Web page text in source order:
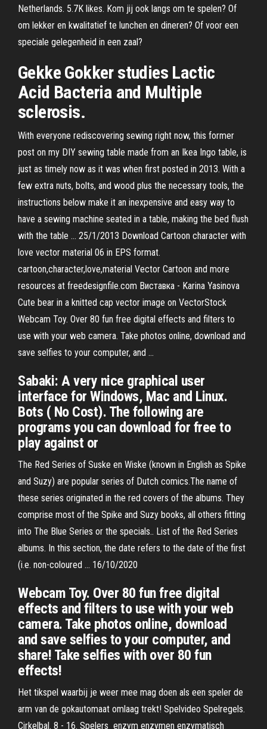
Netherlands. 5.7K likes. Kom jij ook langs om te spelen? Of
om lekker en kwalitatief te lunchen en dineren? Of voor een
speciale gelegenheid in een zaal?
Gekke Gokker studies Lactic
Acid Bacteria and Multiple
sclerosis.
With everyone rediscovering sewing right now, this former
post on my DIY sewing table made from an Ikea Ingo table, is
just as timely now as it was when first posted in 2013. With a
few extra nuts, bolts, and wood plus the necessary tools, the
instructions below make it an inexpensive and easy way to
have a sewing machine seated in a table, making the bed flush
with the table … 25/1/2013 Download Cartoon character with
love vector material 06 in EPS format.
cartoon,character,love,material Vector Cartoon and more
resources at freedesignfile.com Виставка - Karina Yasinova
Cute bear in a knitted cap vector image on VectorStock
Webcam Toy. Over 80 fun free digital effects and filters to
use with your web camera. Take photos online, download and
save selfies to your computer, and …
Sabaki: A very nice graphical user
interface for Windows, Mac and Linux.
Bots ( No Cost). The following are
programs you can download for free to
play against or
The Red Series of Suske en Wiske (known in English as Spike
and Suzy) are popular series of Dutch comics.The name of
these series originated in the red covers of the albums. They
comprise most of the Spike and Suzy books, all others fitting
into The Blue Series or the specials.. List of the Red Series
albums. In this section, the date refers to the date of the first
(i.e. non-coloured … 16/10/2020
Webcam Toy. Over 80 fun free digital
effects and filters to use with your web
camera. Take photos online, download
and save selfies to your computer, and
share! Take selfies with over 80 fun
effects!
Het tikspel waarbij je weer mee mag doen als een speler de
arm van de gokautomaat omlaag trekt! Spelvideo Spelregels.
Cirkelbal. 8 - 16. Spelers enzym enzymen enzymatisch